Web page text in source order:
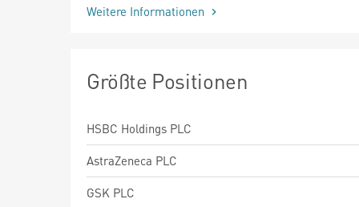
Weitere Informationen
Größte Positionen
HSBC Holdings PLC
AstraZeneca PLC
GSK PLC